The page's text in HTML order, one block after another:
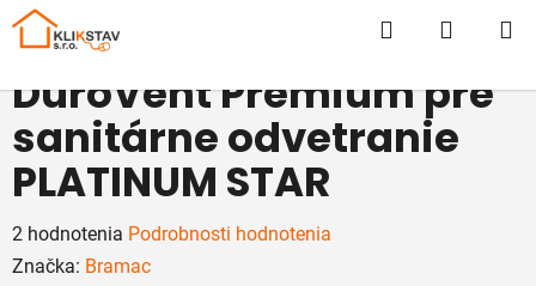
Prejsť
Hľadať
DuroVent Premium pre
sanitárne odvetranie
PLATINUM STAR
Priemerné
hodnotenie
2 hodnotenia Podrobnosti hodnotenia
Značka: Bramac